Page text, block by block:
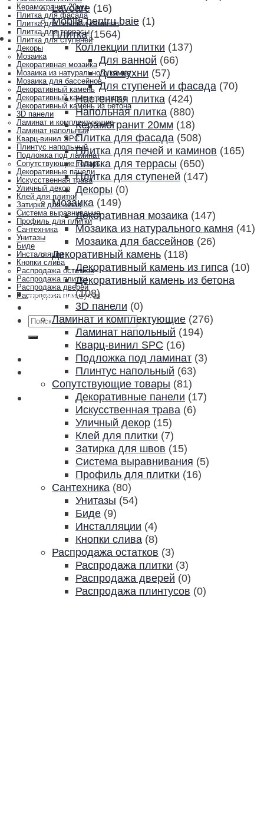
Керамогранит 20мм
Плитка для фасада
Плитка для печей и каминов
Плитка для террасы
Плитка для ступеней
Декоры
Мозаика
Декоративная мозаика
Мозаика из натурального камня
Мозаика для бассейнов
Декоративный камень
Декоративный камень из гипса
Декоративный камень из бетона
3D панели
Ламинат и комплектующие
Ламинат напольный
Кварц-винил SPC
Плинтус напольный
Подложка под ламинат
Сопутствующие товары
Декоративные панели
Искусственная трава
Уличный декор
Клей для плитки
Затирка для швов
Система выравнивания
Профиль для плитки
Сантехника
Унитазы
Биде
Инсталляции
Кнопки слива
Распродажа остатков
Распродажа плитки
Распродажа дверей
Распродажа плинтусов
Акции и скидки
Контакты
Искать:
Lavoare (16)
Mobila pentru baie (1)
Плитка (1564)
Коллекции плитки (137)
Для ванной (66)
Для кухни (57)
Для ступеней и фасада (70)
Настенная плитка (424)
Напольная плитка (880)
Керамогранит 20мм (18)
Плитка для фасада (508)
Плитка для печей и каминов (165)
Плитка для террасы (650)
Плитка для ступеней (147)
Декоры (0)
Мозаика (149)
Декоративная мозаика (147)
Мозаика из натурального камня (41)
Мозаика для бассейнов (26)
Декоративный камень (118)
Декоративный камень из гипса (10)
Декоративный камень из бетона
(108)
3D панели (0)
Ламинат и комплектующие (276)
Ламинат напольный (194)
Кварц-винил SPC (16)
Подложка под ламинат (3)
Плинтус напольный (63)
Сопутствующие товары (81)
Декоративные панели (17)
Искусственная трава (6)
Уличный декор (15)
Клей для плитки (7)
Затирка для швов (15)
Система выравнивания (5)
Профиль для плитки (16)
Сантехника (80)
Унитазы (54)
Биде (9)
Инсталляции (4)
Кнопки слива (8)
Распродажа остатков (3)
Распродажа плитки (3)
Распродажа дверей (0)
Распродажа плинтусов (0)